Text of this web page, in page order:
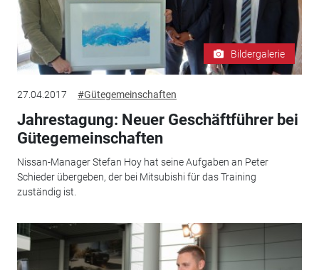
Bildergalerie
27.04.2017 #Gütegemeinschaften
Jahrestagung: Neuer Geschäftführer bei
Gütegemeinschaften
Nissan-Manager Stefan Hoy hat seine Aufgaben an Peter
Schieder übergeben, der bei Mitsubishi für das Training
zuständig ist.